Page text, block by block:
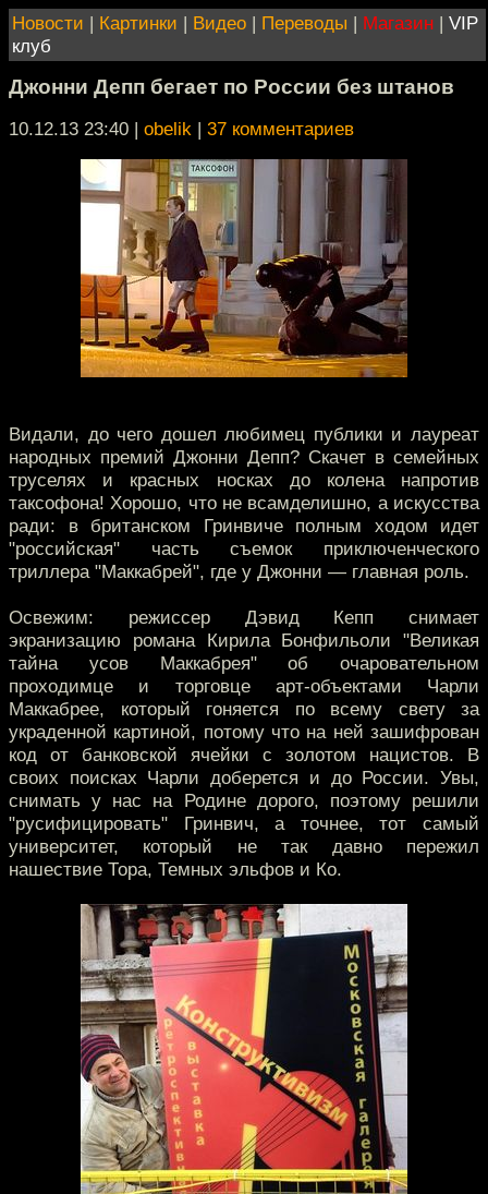
Новости | Картинки | Видео | Переводы | Магазин | VIP
клуб
Джонни Депп бегает по России без штанов
10.12.13 23:40 | obelik | 37 комментариев
Видали, до чего дошел любимец публики и лауреат
народных премий Джонни Депп? Скачет в семейных
труселях и красных носках до колена напротив
таксофона! Хорошо, что не всамделишно, а искусства
ради: в британском Гринвиче полным ходом идет
"российская" часть съемок приключенческого
триллера "Маккабрей", где у Джонни — главная роль.
Освежим: режиссер Дэвид Кепп снимает
экранизацию романа Кирила Бонфильоли "Великая
тайна усов Маккабрея" об очаровательном
проходимце и торговце арт-объектами Чарли
Маккабрее, который гоняется по всему свету за
украденной картиной, потому что на ней зашифрован
код от банковской ячейки с золотом нацистов. В
своих поисках Чарли доберется и до России. Увы,
снимать у нас на Родине дорого, поэтому решили
"русифицировать" Гринвич, а точнее, тот самый
университет, который не так давно пережил
нашествие Тора, Темных эльфов и Ко.